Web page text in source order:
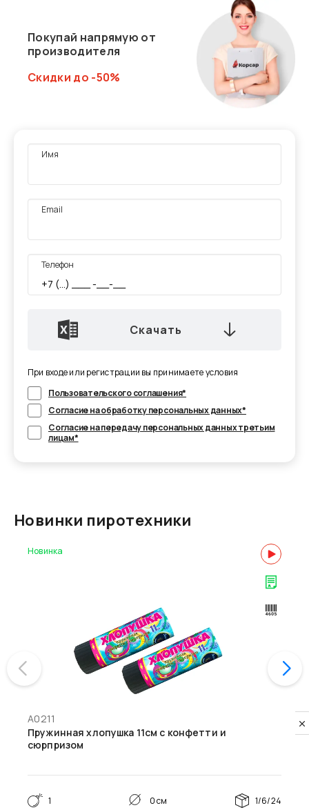
Имя
Email
Телефон
Скачать
При входе или регистрации вы принимаете условия
Пользовательского соглашения*
Согласие на обработку персональных данных*
Согласие на передачу персональных данных третьим
лицам*
Покупай напрямую от
производителя
Скидки до -50%
Новинки пиротехники
Новинка
А0211
Пружинная хлопушка 11см с конфетти и
сюрпризом
1 0 см 1/6/24